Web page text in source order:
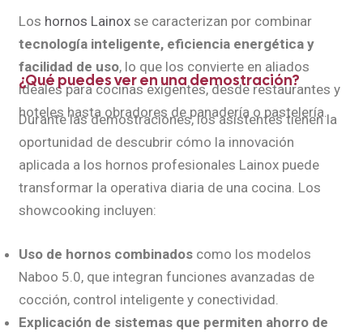
Los hornos Lainox se caracterizan por combinar
tecnología inteligente, eficiencia energética y
facilidad de uso, lo que los convierte en aliados
ideales para cocinas exigentes, desde restaurantes y
hoteles hasta obradores de panadería o pastelería.
¿Qué puedes ver en una demostración?
Durante las demostraciones, los asistentes tienen la
oportunidad de descubrir cómo la innovación
aplicada a los hornos profesionales Lainox puede
transformar la operativa diaria de una cocina. Los
showcooking incluyen:
Uso de hornos combinadoscomo los modelos
Naboo 5.0, que integran funciones avanzadas de
cocción, control inteligente y conectividad.
Explicación de sistemas que permiten ahorro de